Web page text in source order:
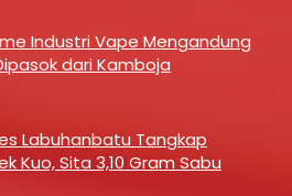
Industri Vape Mengandung
dari Kamboja
Labuhanbatu Tangkap
Kuo, Sita 3,10 Gram Sabu